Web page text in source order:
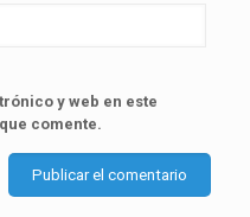
y web en este
comente.